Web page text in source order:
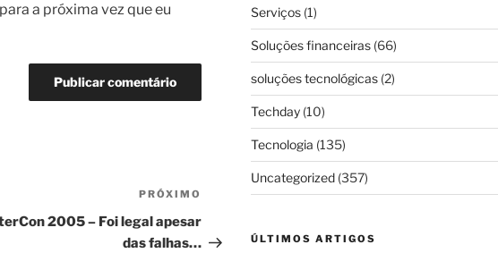
a próxima vez que eu
Próximo
post
PRÓXIMO
2005 – Foi legal apesar
das falhas…
Serviços(1)
Soluções financeiras(66)
soluções tecnológicas(2)
Techday(10)
Tecnologia (135)
Uncategorized(357)
ÚLTIMOS ARTIGOS